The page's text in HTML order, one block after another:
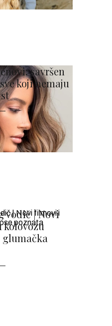
savršen
koji nemaju
vodič | Novi
glumačka